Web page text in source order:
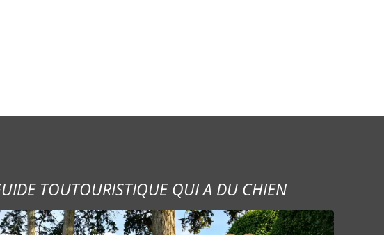
TOUTOURISTIQUE QUI A DU CHIEN